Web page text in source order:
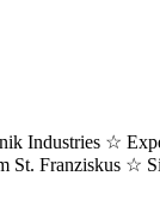
Industries ☆
St. Franziskus ☆